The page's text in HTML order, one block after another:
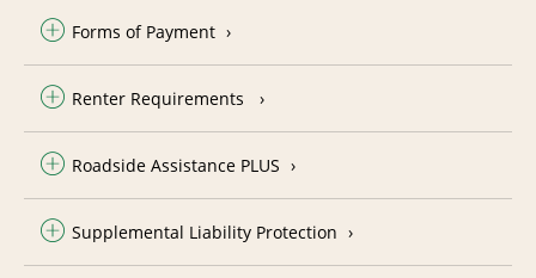
Forms of Payment
Renter Requirements
Roadside Assistance PLUS
Supplemental Liability Protection